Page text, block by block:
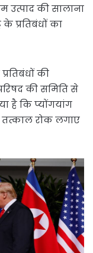
उत्पाद की सालाना
प्रतिबंधों का
की
की समिति से
है कि प्योंगयांग
रोक लगाए